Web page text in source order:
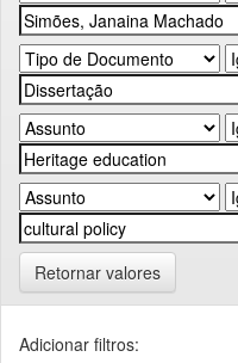
Retornar valores
Adicionar filtros: